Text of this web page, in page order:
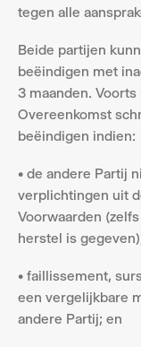
tegen alle
Beide partijen
beëindigen met
3 maanden.
Overeenkomst
beëindigen indien:
• de andere Partij
verplichtingen uit
Voorwaarden
herstel is
• faillissement,
een vergelijkbare
andere Partij; en